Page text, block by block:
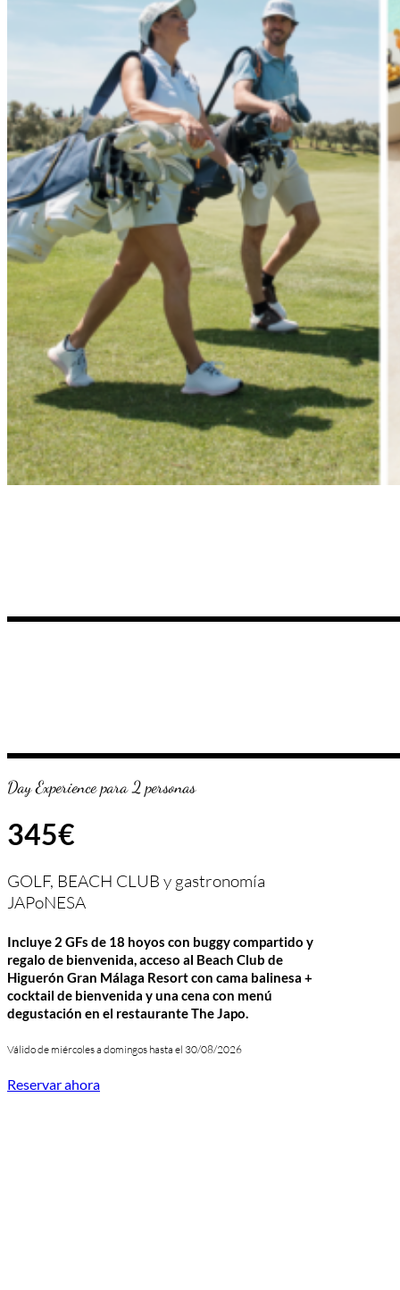
Day Experience para 2 personas
345€
GOLF, BEACH CLUB y gastronomía
JAPoNESA
Incluye 2 GFs de 18 hoyos con buggy compartido y
regalo de bienvenida, acceso al Beach Club de
Higuerón Gran Málaga Resortcon cama balinesa +
cocktail de bienvenida y una cena con menú
degustación en el restaurante The Japo.
Válido de miércoles a domingos hasta el 30/08/2026
Reservar ahora